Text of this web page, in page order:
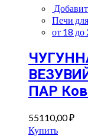
Печи
от 18 до
ПАР
55110,00₽
Купить